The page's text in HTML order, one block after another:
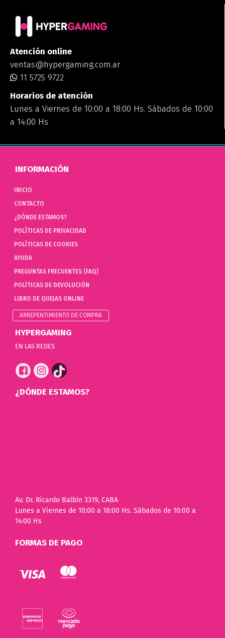
Atención online
ventas@hypergaming.com.ar
11 5725 9722
Horarios de atención
Lunes a Viernes de 10:00 a 18:00 Hs. Sábados de 10:00
a 14:00 Hs
INFORMACIÓN
INICIO
CONTACTO
¿DÓNDE ESTAMOS?
POLÍTICAS DE PRIVACIDAD
POLÍTICAS DE COOKIES
AYUDA
PREGUNTAS FRECUENTES (FAQ)
POLÍTICAS DE DEVOLUCIÓN
LIBRO DE QUEJAS ONLINE
ARREPENTIMIENTO DE COMPRA
HYPERGAMING
EN LAS REDES
¿DÓNDE ESTAMOS?
Av. Dr. Ricardo Balbín 3319, CABA
Lunes a Viernes de 10:00 a 18:00 Hs. Sábados de 10:00 a
14:00 Hs
FORMAS DE PAGO